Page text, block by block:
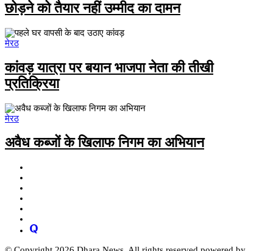
छोड़ने को तैयार नहीं उम्मीद का दामन
मेरठ
कांवड़ यात्रा पर बयान भाजपा नेता की तीखी
प्रतिक्रिया
मेरठ
अवैध कब्जों के खिलाफ निगम का अभियान